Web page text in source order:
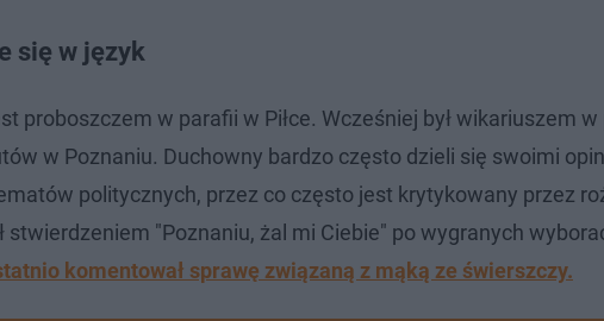
się w język
proboszczem w parafii w Piłce. Wcześniej był wikariuszem w
w Poznaniu. Duchowny bardzo często dzieli się swoimi
politycznych, przez co często jest krytykowany przez
stwierdzeniem "Poznaniu, żal mi Ciebie" po wygranych
komentował sprawę związaną z mąką ze świerszczy.